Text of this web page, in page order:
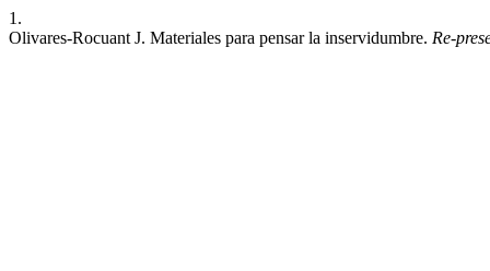
1.
Olivares-Rocuant J. Materiales para pensar la inservidumbre. Re-